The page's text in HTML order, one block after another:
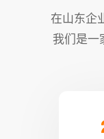
在山东企
我们是一